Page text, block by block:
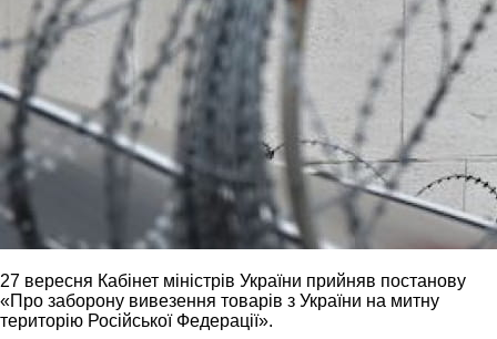
27 вересня Кабінет міністрів України прийняв постанову
«Про заборону вивезення товарів з України на митну
територію Російської Федерації».